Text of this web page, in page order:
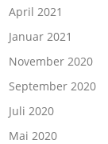
April 2021
Januar 2021
November 2020
September 2020
Juli 2020
Mai 2020